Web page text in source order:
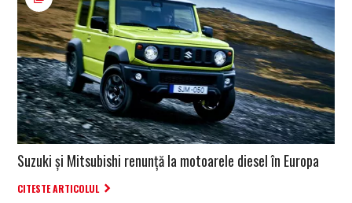
Suzuki și Mitsubishi renunță la motoarele diesel în Europa
CITESTE ARTICOLUL